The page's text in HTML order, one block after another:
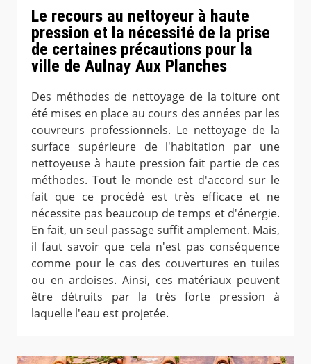
Le recours au nettoyeur à haute
pression et la nécessité de la prise
de certaines précautions pour la
ville de Aulnay Aux Planches
Des méthodes de nettoyage de la toiture ont
été mises en place au cours des années par les
couvreurs professionnels. Le nettoyage de la
surface supérieure de l'habitation par une
nettoyeuse à haute pression fait partie de ces
méthodes. Tout le monde est d'accord sur le
fait que ce procédé est très efficace et ne
nécessite pas beaucoup de temps et d'énergie.
En fait, un seul passage suffit amplement. Mais,
il faut savoir que cela n'est pas conséquence
comme pour le cas des couvertures en tuiles
ou en ardoises. Ainsi, ces matériaux peuvent
être détruits par la très forte pression à
laquelle l'eau est projetée.